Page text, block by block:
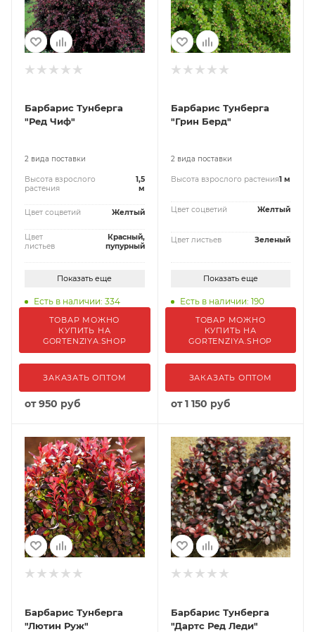
Барбарис Тунберга
"Ред Чиф"
2 вида поставки
Высота взрослого
растения
1,5
м
Цвет соцветий Желтый
Цвет
листьев
Красный,
пупурный
Показать еще
Есть в наличии: 334
ТОВАР МОЖНО
КУПИТЬ НА
GORTENZIYA.SHOP
ЗАКАЗАТЬ ОПТОМ
от950 руб
Барбарис Тунберга
"Грин Берд"
2 вида поставки
Высота взрослого растения1 м
Цвет соцветий Желтый
Цвет листьев Зеленый
Показать еще
Есть в наличии: 190
ТОВАР МОЖНО
КУПИТЬ НА
GORTENZIYA.SHOP
ЗАКАЗАТЬ ОПТОМ
от1 150 руб
Барбарис Тунберга
"Лютин Руж"
Барбарис Тунберга
"Дартс Ред Леди"